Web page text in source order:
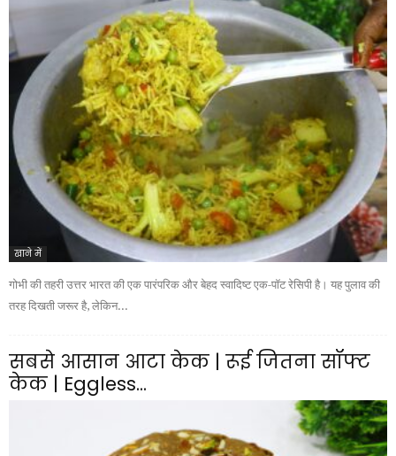
खाने में
गोभी की तहरी उत्तर भारत की एक पारंपरिक और बेहद स्वादिष्ट एक-पॉट रेसिपी है। यह पुलाव की
तरह दिखती जरूर है, लेकिन...
सबसे आसान आटा केक | रूई जितना सॉफ्ट
केक | Eggless...